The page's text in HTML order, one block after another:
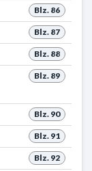
Blz. 86
Blz. 87
Blz. 88
Blz. 89
Blz. 90
Blz. 91
Blz. 92